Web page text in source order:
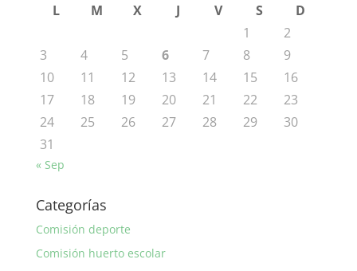
L M X J V S
D
1
2
3
4 5 6 7 8
9
10
11 12 13 14 15
16
17
18 19 20 21 22
23
24
25 26 27 28 29
30
31
« Sep
Categorías
Comisión deporte
Comisión huerto escolar